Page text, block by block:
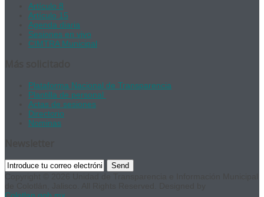
Artículo 8
Artículo 15
Agenda diaria
Sesiones en vivo
CIMTRA Municipal
Plataforma Nacional de Transparencia
Plantilla de personal
Actas de sesiones
Directorio
Nominas
Send